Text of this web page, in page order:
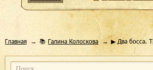
Главная 📚 Галина Колоскова ▶ Два босса.